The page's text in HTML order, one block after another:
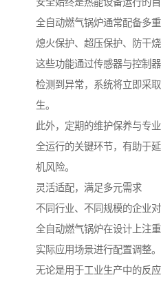
安全始终是热能设备运行的首
全自动燃气锅炉通常配备多
熄火保护、超压保护、防干烧
这些功能通过传感器与控制
检测到异常，系统将立即采
生。
此外，定期的维护保养与专
全运行的关键环节，有助于
机风险。
灵活适配，满足多元需求
不同行业、不同规模的企业
全自动燃气锅炉在设计上注
实际应用场景进行配置调整。
无论是用于工业生产中的反